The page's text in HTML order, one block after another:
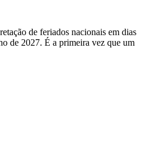
de feriados nacionais em dias
de 2027. É a primeira vez que um